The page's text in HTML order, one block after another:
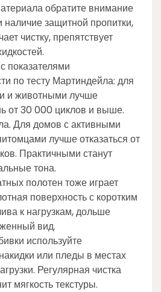
обратите внимание
наличие защитной пропитки,
чистку, препятствует
показателями
по тесту Мартиндейла: для
и животными лучше
от 30 000 циклов и выше.
Для домов с активными
лучше отказаться от
Практичными станут
тона.
полотен тоже играет
поверхность с коротким
к нагрузкам, дольше
вид.
используйте
или пледы в местах
Регулярная чистка
мягкость текстуры.